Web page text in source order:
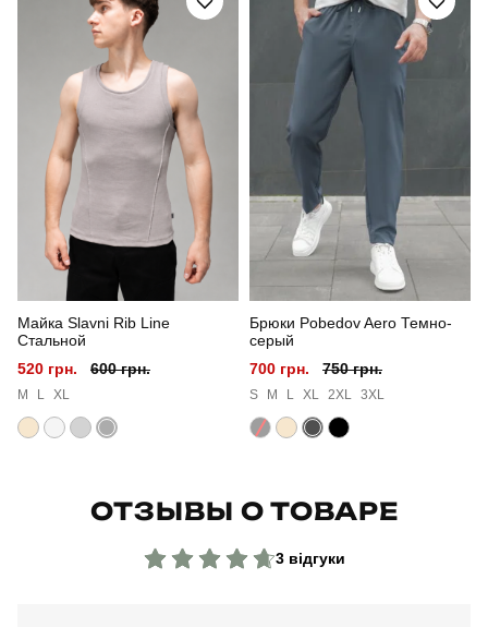
SBkm2934Slb
Призначення для повсякденного носіння
Сезон
Склад тканини 80% бавовна, 15% поліестер, 5% еластан
Країна - виробник
Майка Slavni Rib Line
Стальной
520 грн.
600 грн.
M L XL
Брюки Pobedov Aero Темно-
серый
700 грн.
750 грн.
S M L XL 2XL 3XL
ОТЗЫВЫ О ТОВАРЕ
3 відгуки